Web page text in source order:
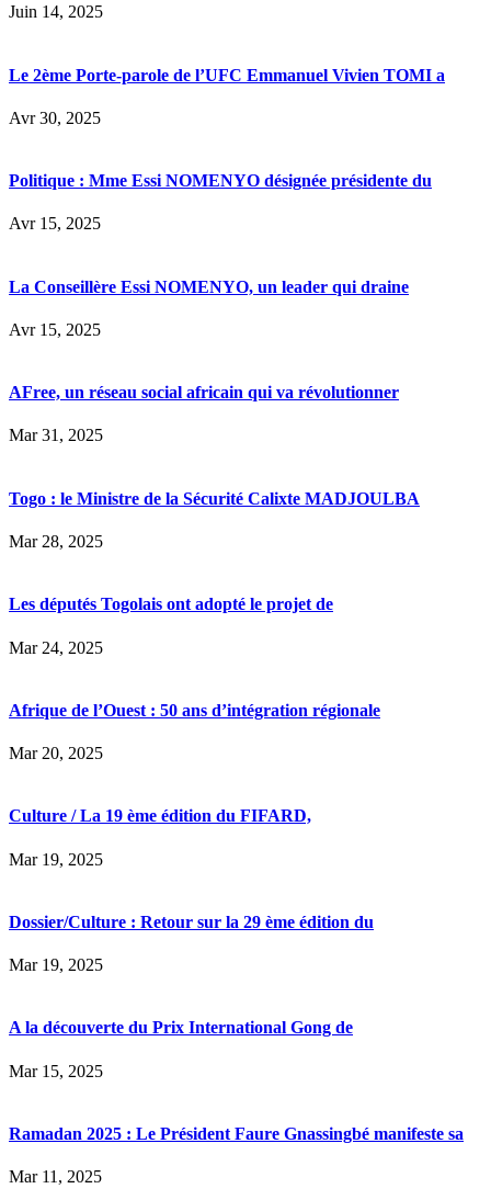
Juin 14, 2025
Le 2ème Porte-parole de l’UFC Emmanuel Vivien TOMI a
Avr 30, 2025
Politique : Mme Essi NOMENYO désignée présidente du
Avr 15, 2025
La Conseillère Essi NOMENYO, un leader qui draine
Avr 15, 2025
AFree, un réseau social africain qui va révolutionner
Mar 31, 2025
Togo : le Ministre de la Sécurité Calixte MADJOULBA
Mar 28, 2025
Les députés Togolais ont adopté le projet de
Mar 24, 2025
Afrique de l’Ouest : 50 ans d’intégration régionale
Mar 20, 2025
Culture / La 19 ème édition du FIFARD,
Mar 19, 2025
Dossier/Culture : Retour sur la 29 ème édition du
Mar 19, 2025
A la découverte du Prix International Gong de
Mar 15, 2025
Ramadan 2025 : Le Président Faure Gnassingbé manifeste sa
Mar 11, 2025